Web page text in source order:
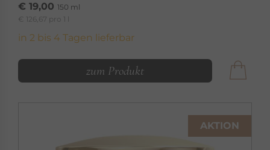
€ 19,00 150 ml
€ 126,67 pro 1 l
in 2 bis 4 Tagen lieferbar
zum Produkt
AKTION